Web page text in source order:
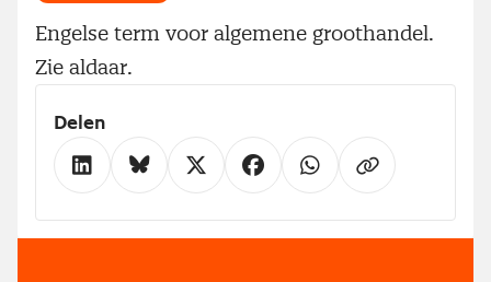
Engelse term voor algemene groothandel.
Zie aldaar.
Delen